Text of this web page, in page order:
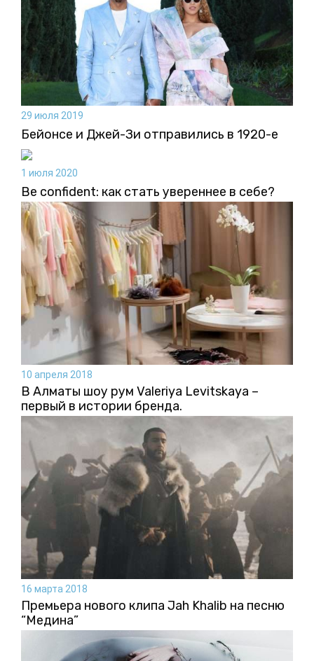
29 июля 2019
Бейонсе и Джей-Зи отправились в 1920-е
1 июля 2020
Be confident: как стать увереннее в себе?
10 апреля 2018
В Алматы шоу рум Valeriya Levitskaya –
первый в истории бренда.
16 марта 2018
Премьера нового клипа Jah Khalib на песню
“Медина”